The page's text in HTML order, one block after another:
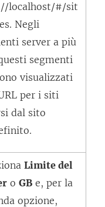
localhost/#/sit
Negli
server a più
segmenti
visualizzati
per i siti
dal sito
Limite del
o GB e, per la
opzione,